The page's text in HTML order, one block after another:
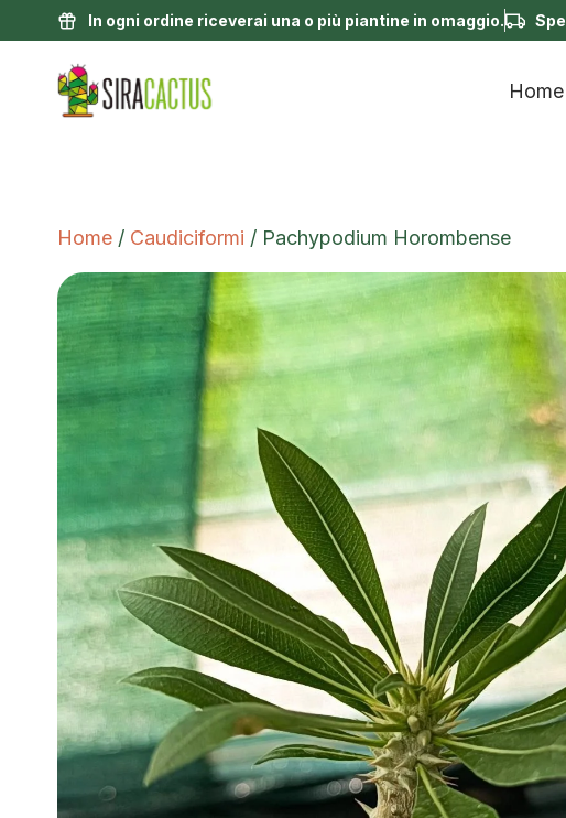
In ogni ordine riceverai una o più piantine in omaggio.
Home
Home / Caudiciformi / Pachypodium Horombense